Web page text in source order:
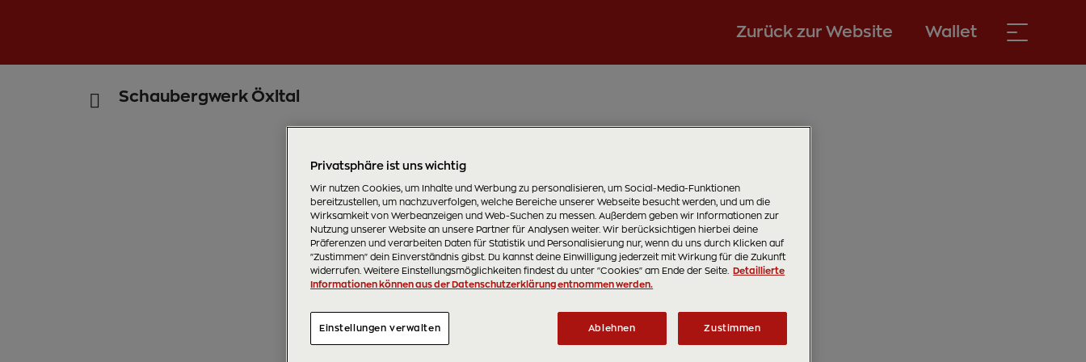
Zurück zur Website Wallet
Schaubergwerk Öxltal
Privatsphäre ist uns wichtig
Wir nutzen Cookies, um Inhalte und Werbung zu personalisieren, um Social-Media-Funktionen
bereitzustellen, um nachzuverfolgen, welche Bereiche unserer Webseite besucht werden, und um die
Wirksamkeit von Werbeanzeigen und Web-Suchen zu messen. Außerdem geben wir Informationen zur
Nutzung unserer Website an unsere Partner für Analysen weiter. Wir berücksichtigen hierbei deine
Präferenzen und verarbeiten Daten für Statistik und Personalisierung nur, wenn du uns durch Klicken auf
"Zustimmen" dein Einverständnis gibst. Du kannst deine Einwilligung jederzeit mit Wirkung für die Zukunft
widerrufen. Weitere Einstellungsmöglichkeiten findest du unter "Cookies" am Ende der Seite.
Detaillierte
Informationen können aus der Datenschutzerklärung entnommen werden.
Ablehnen Zustimmen
Einstellungen verwalten